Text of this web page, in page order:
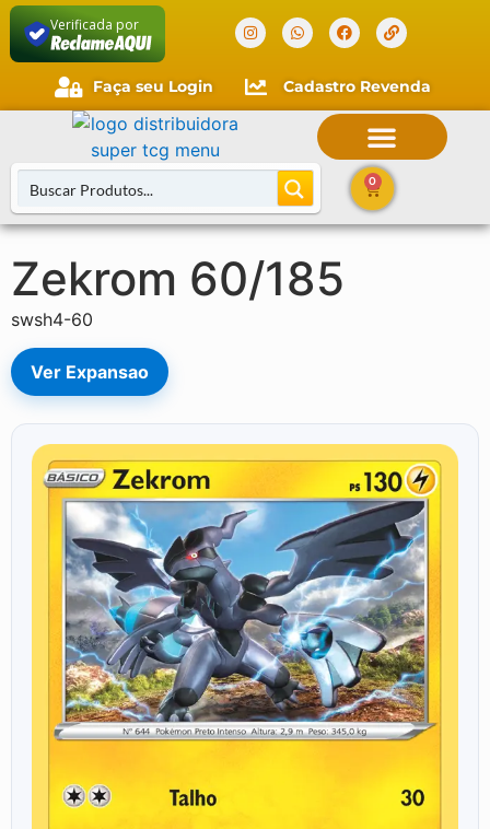
Verificada por
Faça seu Login Cadastro Revenda
0
Zekrom 60/185
swsh4-60
Ver Expansao